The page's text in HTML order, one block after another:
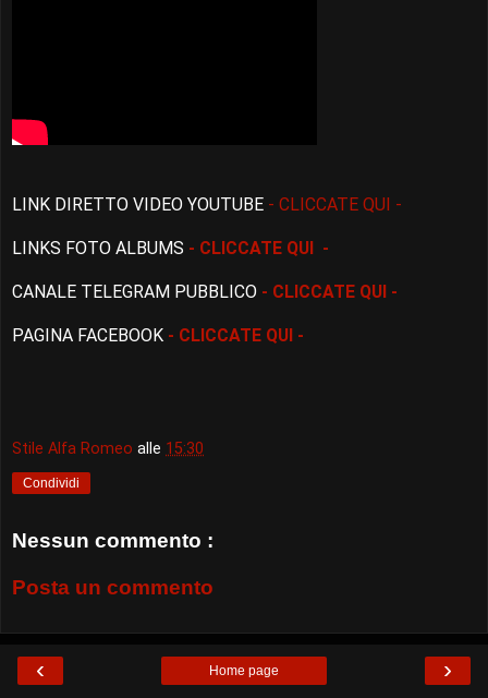
LINK DIRETTO VIDEO YOUTUBE - CLICCATE QUI -
LINKS FOTO ALBUMS - CLICCATE QUI -
CANALE TELEGRAM PUBBLICO - CLICCATE QUI -
PAGINA FACEBOOK - CLICCATE QUI -
Stile Alfa Romeo alle 15:30
Condividi
Nessun commento :
Posta un commento
‹ ›
Home page